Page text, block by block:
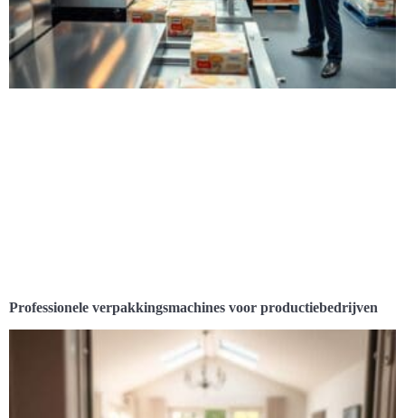
Professionele verpakkingsmachines voor productiebedrijven